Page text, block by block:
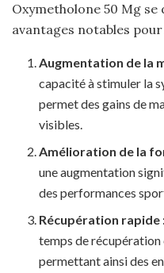
Oxymetholone 50 Mg
avantages notables
Augmentation de la
capacité à stimuler la
permet des gains de
visibles.
Amélioration de la
une augmentation
des performances
Récupération rapide
temps de récupération
permettant ainsi des